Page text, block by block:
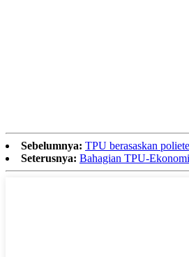
Sebelumnya: TPU berasaskan
Seterusnya: Bahagian TPU-